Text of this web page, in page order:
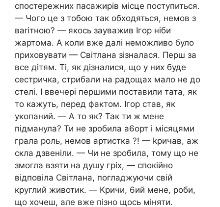
спостережних пасажирів місце поступиться.
— Чого це з тобою так обходяться, немов з
вariтною? — якось зауважив Ігор ніби
жартома. А коли вже далі неможливо було
приховувати — Світлана зізналася. Перш за
все дітям. Ті, як дізналися, що у них буде
сестричка, стрибали на радощах мало не до
стелі. І ввечері першими поставили тата, як
то кажуть, перед фактом. Ігор став, як
укопаний. — А то як? Так ти ж мене
підманула? Ти не зробила а6орт і місяцями
грала роль, немов артистка ?! — kpичав, аж
скла дзвеніли. — Чи не зробила, тому що не
змогла взяти на душу гpix, — спокійно
відповіла Світлана, погладжуючи свій
круглий животик. — Kpичи, 6ий мене, роби,
що хочеш, але вже пізно щось міняти.